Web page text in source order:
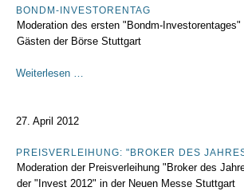
BONDM-INVESTORENTAG
Moderation des ersten "Bondm-
Gästen der Börse Stuttgart
Weiterlesen …
27. April 2012
PREISVERLEIHUNG: "BROKER DES
Moderation der Preisverleihung "Broker des
der "Invest 2012" in der Neuen Messe Stuttgart